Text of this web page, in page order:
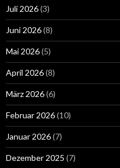
Juli 2026(3)
Juni 2026(8)
Mai 2026(5)
April 2026(8)
März 2026(6)
Februar 2026(10)
Januar 2026(7)
Dezember 2025 (7)